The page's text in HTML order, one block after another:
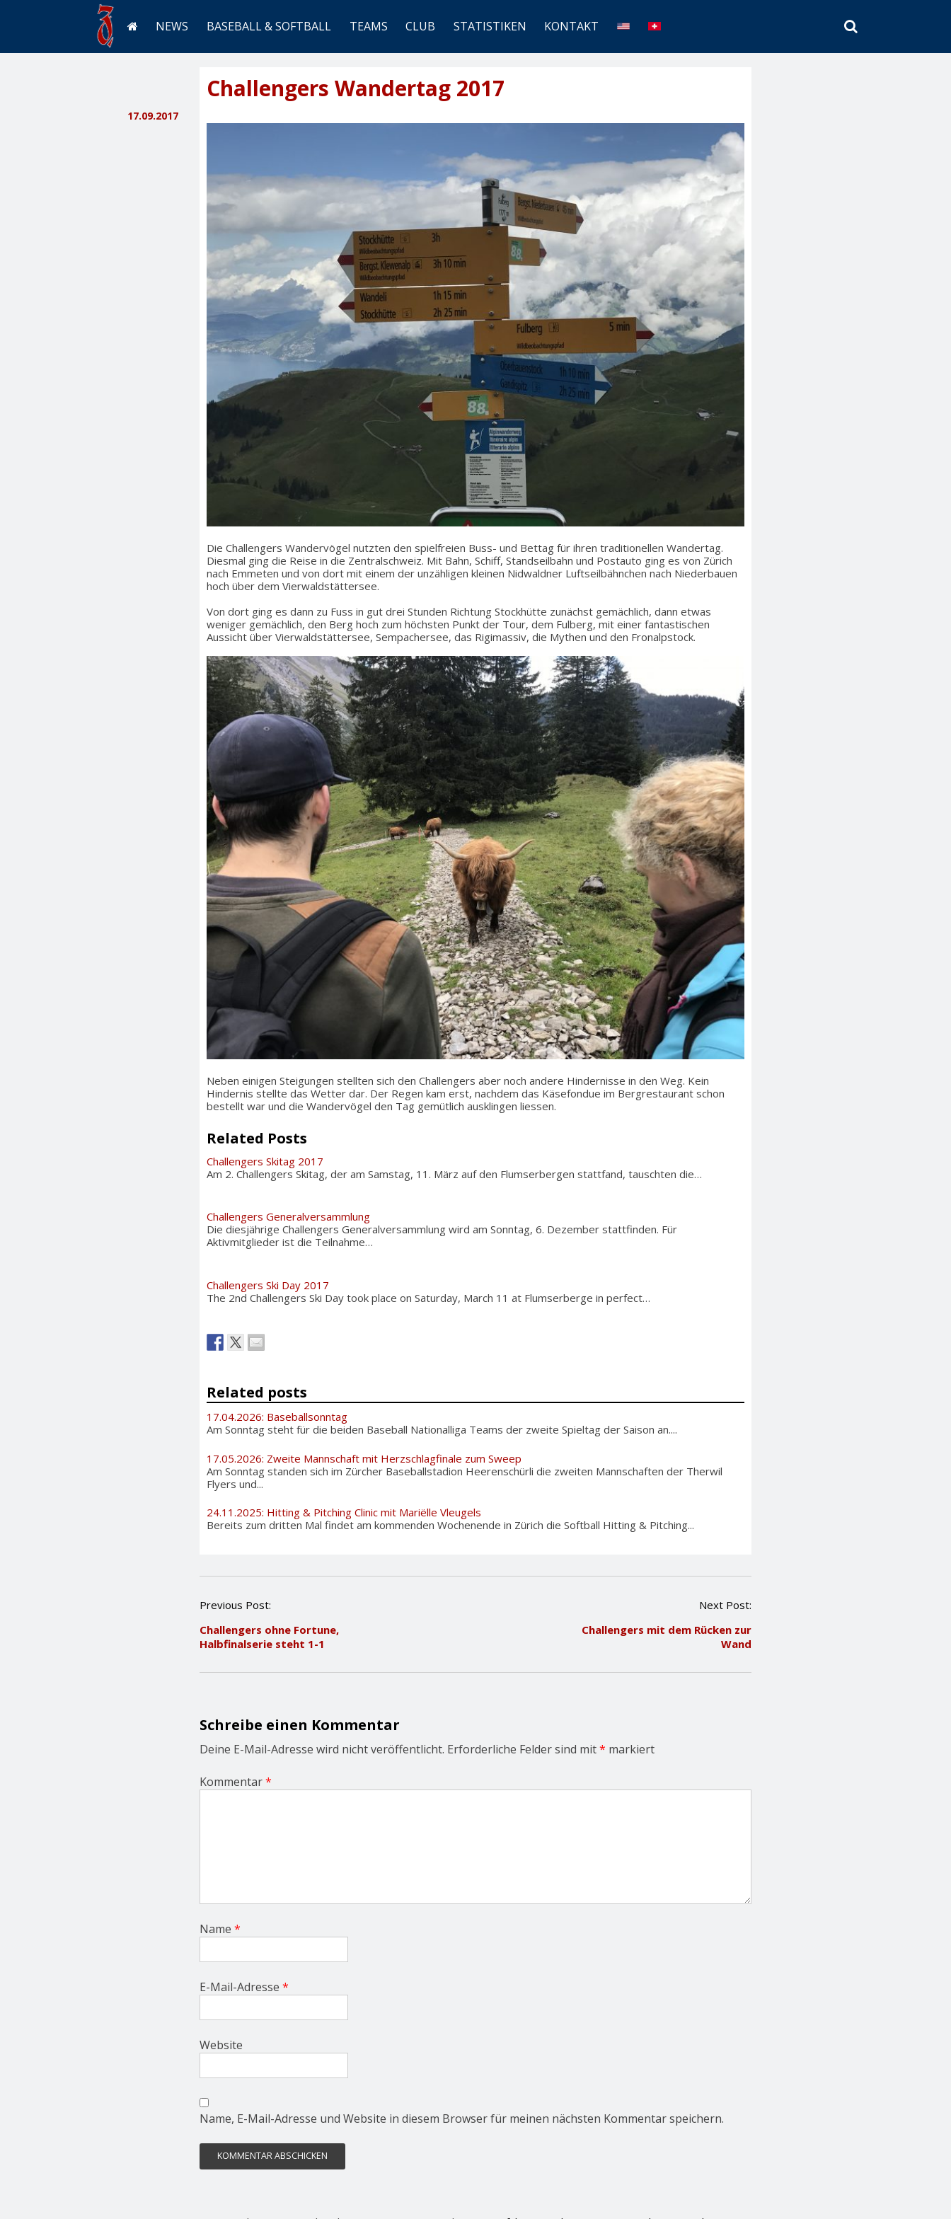
NEWS BASEBALL & SOFTBALL TEAMS CLUB STATISTIKEN KONTAKT
SEARCH
Challengers Wandertag 2017
17.09.2017
Die Challengers Wandervögel nutzten den spielfreien Buss- und Bettag für ihren traditionellen Wandertag.
Diesmal ging die Reise in die Zentralschweiz. Mit Bahn, Schiff, Standseilbahn und Postauto ging es von Zürich
nach Emmeten und von dort mit einem der unzähligen kleinen Nidwaldner Luftseilbähnchen nach Niederbauen
hoch über dem Vierwaldstättersee.
Von dort ging es dann zu Fuss in gut drei Stunden Richtung Stockhütte zunächst gemächlich, dann etwas
weniger gemächlich, den Berg hoch zum höchsten Punkt der Tour, dem Fulberg, mit einer fantastischen
Aussicht über Vierwaldstättersee, Sempachersee, das Rigimassiv, die Mythen und den Fronalpstock.
Neben einigen Steigungen stellten sich den Challengers aber noch andere Hindernisse in den Weg. Kein
Hindernis stellte das Wetter dar. Der Regen kam erst, nachdem das Käsefondue im Bergrestaurant schon
bestellt war und die Wandervögel den Tag gemütlich ausklingen liessen.
Related Posts
Challengers Skitag 2017
Am 2. Challengers Skitag, der am Samstag, 11. März auf den Flumserbergen stattfand, tauschten die…
Challengers Generalversammlung
Die diesjährige Challengers Generalversammlung wird am Sonntag, 6. Dezember stattfinden. Für
Aktivmitglieder ist die Teilnahme…
Challengers Ski Day 2017
The 2nd Challengers Ski Day took place on Saturday, March 11 at Flumserberge in perfect…
Related posts
17.04.2026: Baseballsonntag
Am Sonntag steht für die beiden Baseball Nationalliga Teams der zweite Spieltag der Saison an....
17.05.2026: Zweite Mannschaft mit Herzschlagfinale zum Sweep
Am Sonntag standen sich im Zürcher Baseballstadion Heerenschürli die zweiten Mannschaften der Therwil
Flyers und...
24.11.2025: Hitting & Pitching Clinic mit Mariëlle Vleugels
Bereits zum dritten Mal findet am kommenden Wochenende in Zürich die Softball Hitting & Pitching...
P
s
t
a
g
a
t
n
Previous Post:
Challengers ohne Fortune,
Halbfinalserie steht 1-1
Next Post:
Challengers mit dem Rücken zur
Wand
Schreibe einen Kommentar
Deine E-Mail-Adresse wird nicht veröffentlicht. Erforderliche Felder sind mit* markiert
Kommentar*
Name *
E-Mail-Adresse *
Website
Name, E-Mail-Adresse und Website in diesem Browser für meinen nächsten Kommentar speichern.